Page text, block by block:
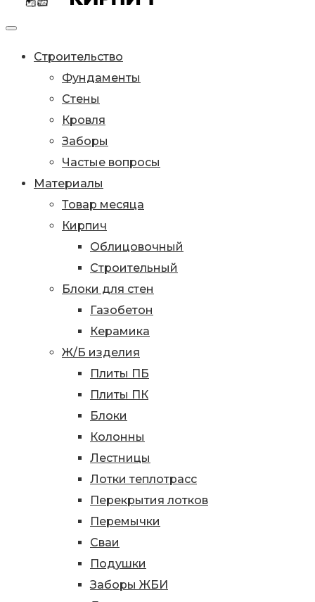
Строительство
Фундаменты
Стены
Кровля
Заборы
Частые вопросы
Материалы
Товар месяца
Кирпич
Облицовочный
Строительный
Блоки для стен
Газобетон
Керамика
Ж/Б изделия
Плиты ПБ
Плиты ПК
Блоки
Колонны
Лестницы
Лотки теплотрасс
Перекрытия лотков
Перемычки
Сваи
Подушки
Заборы ЖБИ